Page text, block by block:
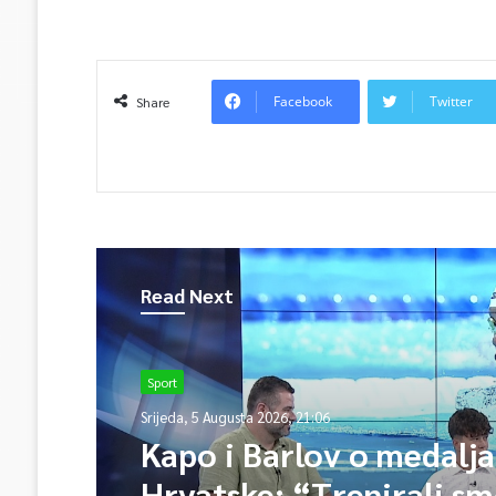
Share Facebook Twitter
Read Next
Sport
Srijeda, 5 Augusta 2026, 21:06
Sarajevo
Srijeda, 5 Augusta 2026, 19:18